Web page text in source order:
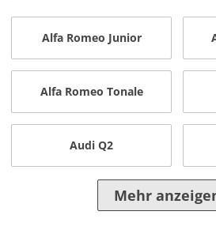
Alfa Romeo Junior
Alfa Romeo Tonale
Audi Q2
Mehr